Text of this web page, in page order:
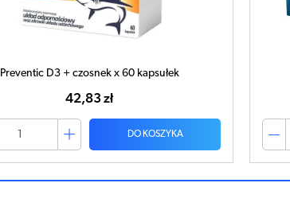
Preventic D3 + czosnek x 60 kapsułek
42,83 zł
DO KOSZYKA